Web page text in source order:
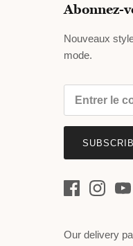
Abonnez-
Nouveaux
mode.
Our delivery